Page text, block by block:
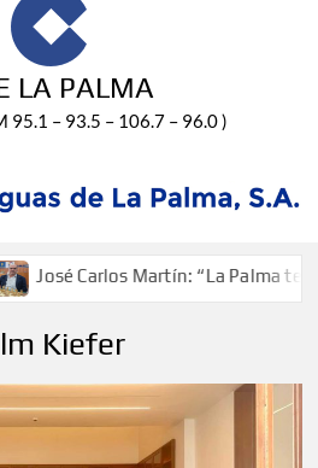
LA PALMA
95.1 – 93.5 – 106.7 – 96.0 )
José Carlos Martín: “La Palma
Kiefer